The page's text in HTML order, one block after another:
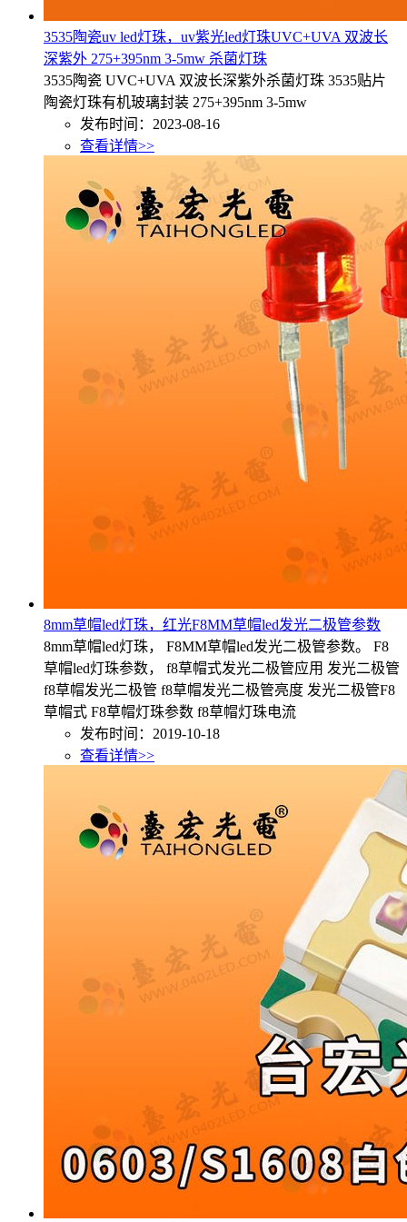
3535陶瓷uv led灯珠，uv紫光led灯珠UVC+UVA 双波长
深紫外 275+395nm 3-5mw 杀菌灯珠
3535陶瓷 UVC+UVA 双波长深紫外杀菌灯珠 3535贴片
陶瓷灯珠有机玻璃封装 275+395nm 3-5mw
发布时间：2023-08-16
查看详情>>
8mm草帽led灯珠，红光F8MM草帽led发光二极管参数
8mm草帽led灯珠， F8MM草帽led发光二极管参数。 F8
草帽led灯珠参数， f8草帽式发光二极管应用 发光二极管
f8草帽发光二极管 f8草帽发光二极管亮度 发光二极管F8
草帽式 F8草帽灯珠参数 f8草帽灯珠电流
发布时间：2019-10-18
查看详情>>